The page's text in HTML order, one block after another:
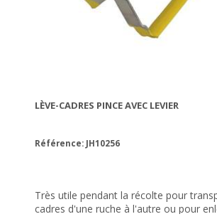
LÈVE-CADRES PINCE AVEC LEVIER
Référence: JH10256
Très utile pendant la récolte pour
cadres d'une ruche à l'autre ou pour